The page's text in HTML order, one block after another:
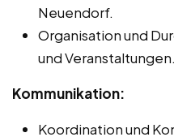
Neuendorf.
Organisation und
und Veranstaltungen.
Kommunikation:
Koordination und